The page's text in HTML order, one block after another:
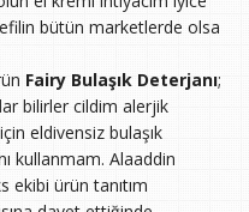
bütün marketlerde olsa
Fairy Bulaşık Deterjanı;
bilirler cildim alerjik
eldivensiz bulaşık
kullanmam. Alaaddin
ekibi ürün tanıtım